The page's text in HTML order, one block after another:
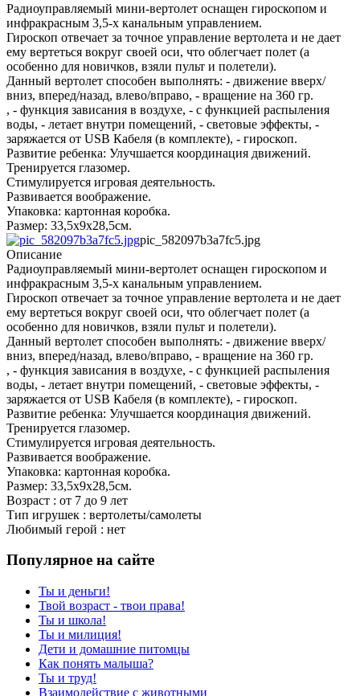
Радиоуправляемый мини-вертолет оснащен гироскопом и
инфракрасным 3,5-х канальным управлением.
Гироскоп отвечает за точное управление вертолета и не дает
ему вертеться вокруг своей оси, что облегчает полет (а
особенно для новичков, взяли пульт и полетели).
Данный вертолет способен выполнять: - движение вверх/
вниз, вперед/назад, влево/вправо, - вращение на 360 гр.
, - функция зависания в воздухе, - с функцией распыления
воды, - летает внутри помещений, - световые эффекты, -
заряжается от USB Кабеля (в комплекте), - гироскоп.
Развитие ребенка: Улучшается координация движений.
Тренируется глазомер.
Стимулируется игровая деятельность.
Развивается воображение.
Упаковка: картонная коробка.
Размер: 33,5х9х28,5см.
pic_582097b3a7fc5.jpg
Описание
Радиоуправляемый мини-вертолет оснащен гироскопом и
инфракрасным 3,5-х канальным управлением.
Гироскоп отвечает за точное управление вертолета и не дает
ему вертеться вокруг своей оси, что облегчает полет (а
особенно для новичков, взяли пульт и полетели).
Данный вертолет способен выполнять: - движение вверх/
вниз, вперед/назад, влево/вправо, - вращение на 360 гр.
, - функция зависания в воздухе, - с функцией распыления
воды, - летает внутри помещений, - световые эффекты, -
заряжается от USB Кабеля (в комплекте), - гироскоп.
Развитие ребенка: Улучшается координация движений.
Тренируется глазомер.
Стимулируется игровая деятельность.
Развивается воображение.
Упаковка: картонная коробка.
Размер: 33,5х9х28,5см.
Возраст : от 7 до 9 лет
Тип игрушек : вертолеты/самолеты
Любимый герой : нет
Популярное на сайте
Ты и деньги!
Твой возраст - твои права!
Ты и школа!
Ты и милиция!
Дети и домашние питомцы
Как понять малыша?
Ты и труд!
Взаимодействие с животными